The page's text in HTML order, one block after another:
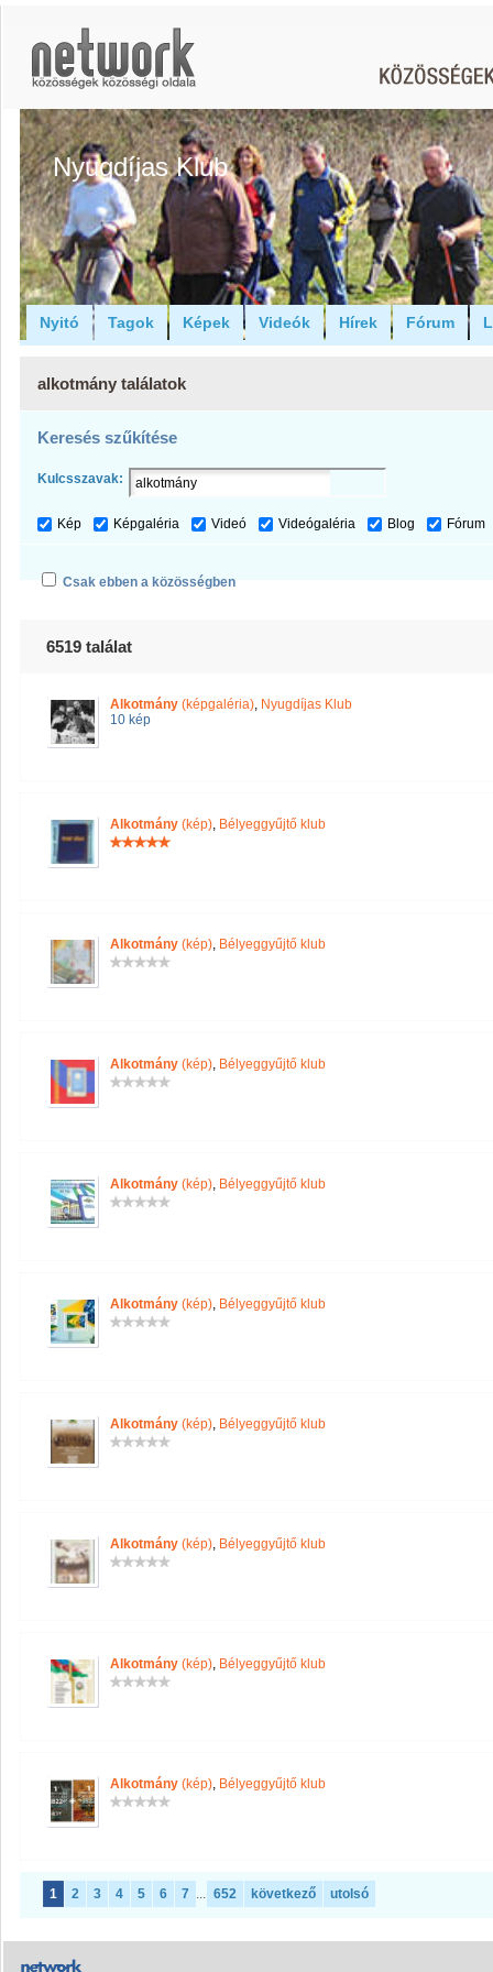
Nyugdíjas Klub
Nyitó Tagok Képek Videók Hírek Fórum
alkotmány találatok
Keresés szűkítése
Kulcsszavak:
Kép Képgaléria Videó Videógaléria Blog Fórum
Csak ebben a közösségben
6519 találat
Alkotmány (képgaléria), Nyugdíjas Klub
10 kép
Alkotmány (kép), Bélyeggyűjtő klub
Alkotmány (kép), Bélyeggyűjtő klub
Alkotmány (kép), Bélyeggyűjtő klub
Alkotmány (kép), Bélyeggyűjtő klub
Alkotmány (kép), Bélyeggyűjtő klub
Alkotmány (kép), Bélyeggyűjtő klub
Alkotmány (kép), Bélyeggyűjtő klub
Alkotmány (kép), Bélyeggyűjtő klub
Alkotmány (kép), Bélyeggyűjtő klub
1 2 3 4 5 6 7 ... 652 következő utolsó